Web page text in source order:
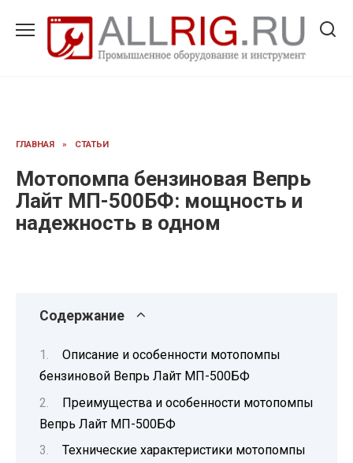
содержанию
ГЛАВНАЯ » СТАТЬИ
Мотопомпа бензиновая Вепрь
Лайт МП-500БФ: мощность и
надежность в одном
Содержание
Описание и особенности мотопомпы
бензиновой Вепрь Лайт МП-500БФ
Преимущества и особенности мотопомпы
Вепрь Лайт МП-500БФ
Технические характеристики мотопомпы